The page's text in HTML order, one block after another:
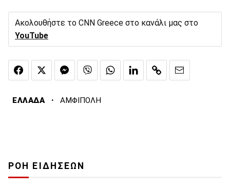
Ακολουθήστε το CNN Greece στο κανάλι μας στο
YouTube
ΕΛΛΑΔΑ · ΑΜΦΙΠΟΛΗ
ΡΟΗ ΕΙΔΗΣΕΩΝ